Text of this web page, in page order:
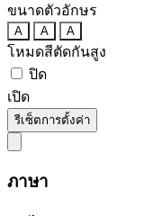
ขนาดตัวอักษร
A A A
โหมดสีตัดกันสูง
ปิด
เปิด
รีเซ็ตการตั้งค่า
ภาษา